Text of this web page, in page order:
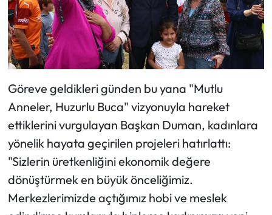
Göreve geldikleri günden bu yana "Mutlu
Anneler, Huzurlu Buca" vizyonuyla hareket
ettiklerini vurgulayan Başkan Duman, kadınlara
yönelik hayata geçirilen projeleri hatırlattı:
"Sizlerin üretkenliğini ekonomik değere
dönüştürmek en büyük önceliğimiz.
Merkezlerimizde açtığımız hobi ve meslek